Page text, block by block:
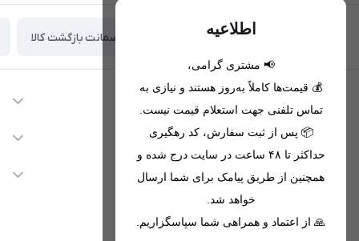
اطلاعیه
📢 مشتری گرامی،
💰 قیمت‌ها کاملاً به‌روز هستند و نیازی به
تماس تلفنی جهت استعلام قیمت نیست.
📦 پس از ثبت سفارش، کد رهگیری
حداکثر تا ۴۸ ساعت در سایت درج شده و
همچنین از طریق پیامک برای شما ارسال
خواهد شد.
🙏 از اعتماد و همراهی شما سپاسگزاریم.
تحویل اکسپرس(با هماهنگی) ضمانت بازگشت کالا
اطلاعات تماس
09221680256 - 09373782289
nikanmobstore@gmail.com
هرمزگان، بندرخمیر، شهرک رودبار
دسترسی سریع
لیست محصولات
خدمات مشتریان
حریم خصوصی